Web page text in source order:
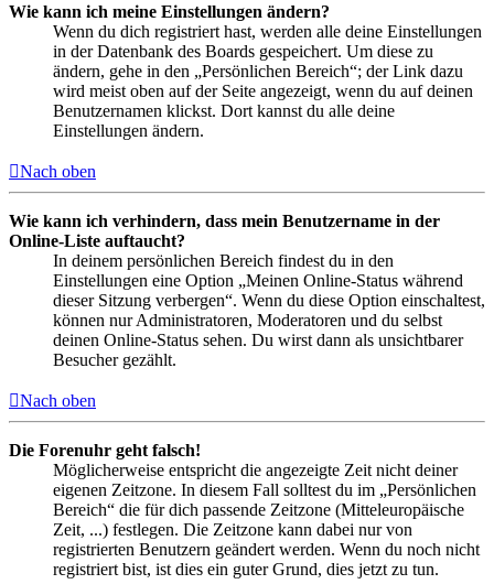
Wie kann ich meine Einstellungen ändern?
Wenn du dich registriert hast, werden alle deine Einstellungen
in der Datenbank des Boards gespeichert. Um diese zu
ändern, gehe in den „Persönlichen Bereich“; der Link dazu
wird meist oben auf der Seite angezeigt, wenn du auf deinen
Benutzernamen klickst. Dort kannst du alle deine
Einstellungen ändern.
Nach oben
Wie kann ich verhindern, dass mein Benutzername in der
Online-Liste auftaucht?
In deinem persönlichen Bereich findest du in den
Einstellungen eine Option „Meinen Online-Status während
dieser Sitzung verbergen“. Wenn du diese Option einschaltest,
können nur Administratoren, Moderatoren und du selbst
deinen Online-Status sehen. Du wirst dann als unsichtbarer
Besucher gezählt.
Nach oben
Die Forenuhr geht falsch!
Möglicherweise entspricht die angezeigte Zeit nicht deiner
eigenen Zeitzone. In diesem Fall solltest du im „Persönlichen
Bereich“ die für dich passende Zeitzone (Mitteleuropäische
Zeit, ...) festlegen. Die Zeitzone kann dabei nur von
registrierten Benutzern geändert werden. Wenn du noch nicht
registriert bist, ist dies ein guter Grund, dies jetzt zu tun.